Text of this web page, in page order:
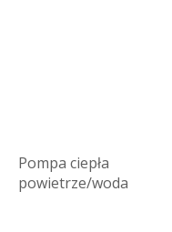
Pompa ciepła
powietrze/woda